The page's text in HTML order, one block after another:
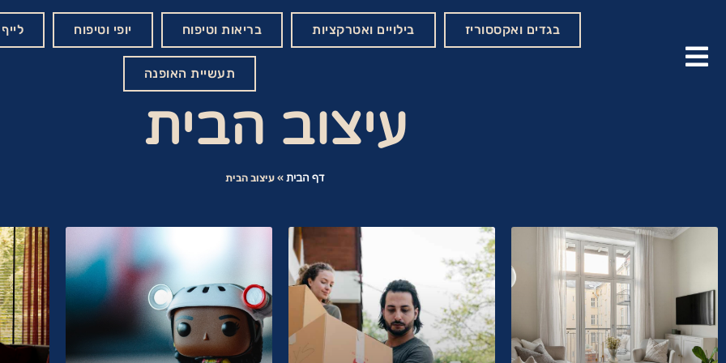
בגדים ואקססוריז בילויים ואטרקציות בריאות וטיפוח יופי וטיפוח
תעשיית האופנה
עיצוב הבית
דף הבית » עיצוב הבית